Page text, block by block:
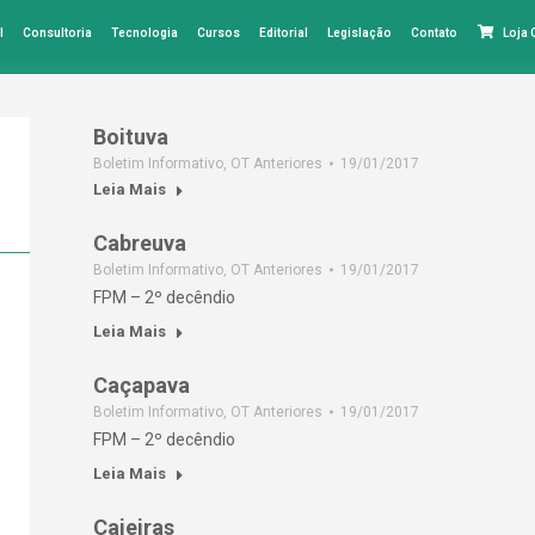
Consultoria Tecnologia Cursos Editorial Legislação Contato Loja
Boituva
Boletim Informativo, OT Anteriores 19/01/2017
Leia Mais
Cabreuva
Boletim Informativo, OT Anteriores 19/01/2017
FPM – 2º decêndio
Leia Mais
Caçapava
Boletim Informativo, OT Anteriores 19/01/2017
FPM – 2º decêndio
Leia Mais
Caieiras